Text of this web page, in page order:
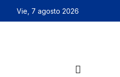
Vie, 7 agosto 2026